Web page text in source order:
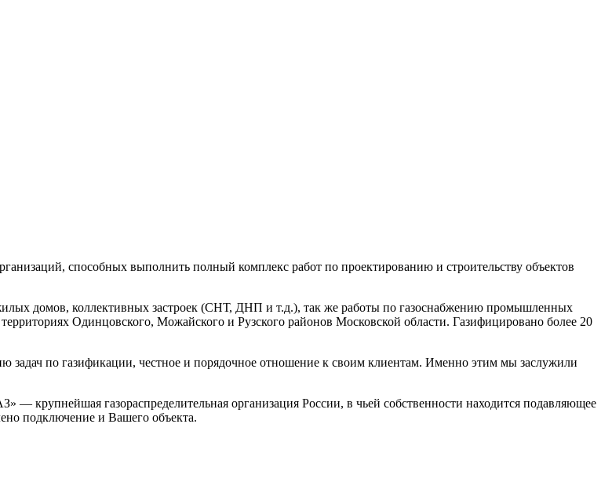
способных выполнить полный комплекс работ по проектированию и строительству объектов
домов, коллективных застроек (СНТ, ДНП и т.д.), так же работы по газоснабжению промышленных
Одинцовского, Можайского и Рузского районов Московской области. Газифицировано более 20
по газификации, честное и порядочное отношение к своим клиентам. Именно этим мы заслужили
газораспределительная организация России, в чьей собственности находится подавляющее
подключение и Вашего объекта.